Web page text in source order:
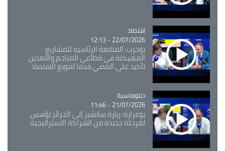
Catégorie
اقتصاد
22/07/2026 - 12:13
بوحرب: المتابعة الرئاسية للمشاريع
المهيكلة في قطاعي المناجم والتعدين
تأكيد على المضي قدما لتنويع الاقتصاد
Catégorie
دبلوماسية
21/07/2026 - 11:46
بوغرارة: زيارة سانشيز إلى الجزائر تؤسس
لمرحلة جديدة من الشراكة الاستراتيجية